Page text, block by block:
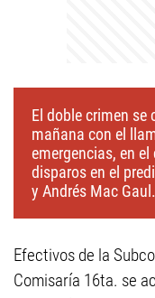
El doble crimen se
mañana con el
emergencias, en
disparos en el
y Andrés Mac Gaul.
Efectivos de la
Comisaría 16ta. se